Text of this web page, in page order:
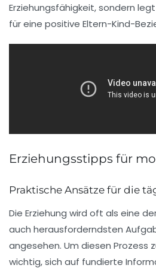
Erziehungsfähigkeit, sondern
für eine positive Eltern-Kind-
Erziehungsstipps für
Praktische Ansätze für die
Die Erziehung wird oft als eine
auch herausforderndsten
angesehen. Um diesen Prozess
wichtig, sich auf fundierte